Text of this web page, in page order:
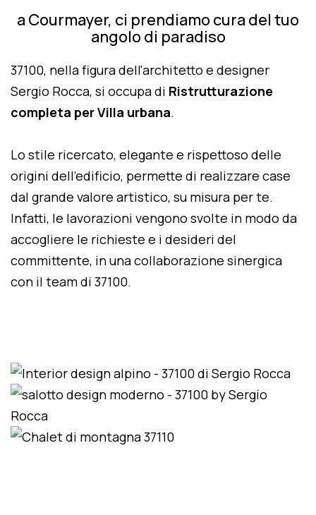
a Courmayer, ci prendiamo cura del tuo
angolo di paradiso
37100, nella figura dell'architetto e designer
Sergio Rocca, si occupa di Ristrutturazione
completa per Villa urbana.
Lo stile ricercato, elegante e rispettoso delle
origini dell'edificio, permette di realizzare case
dal grande valore artistico, su misura per te.
Infatti, le lavorazioni vengono svolte in modo da
accogliere le richieste e i desideri del
committente, in una collaborazione sinergica
con il team di 37100.